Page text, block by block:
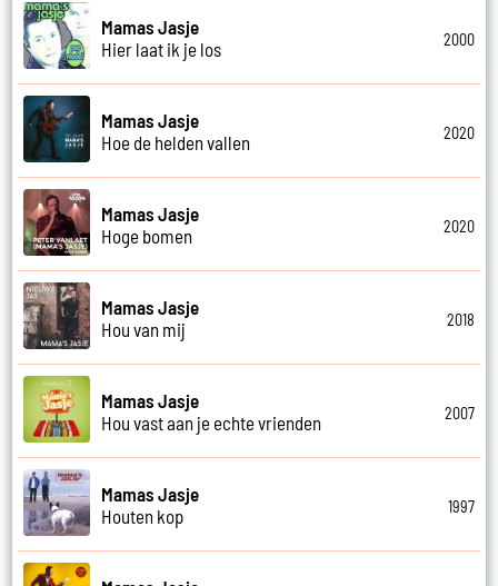
Mamas Jasje
Hier laat ik je los
2000
Mamas Jasje
Hoe de helden vallen
2020
Mamas Jasje
Hoge bomen
2020
Mamas Jasje
Hou van mij
2018
Mamas Jasje
Hou vast aan je echte vrienden
2007
Mamas Jasje
Houten kop
1997